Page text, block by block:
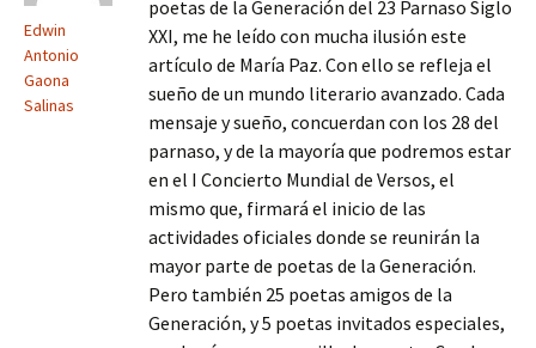
Edwin
Antonio
Gaona
Salinas
poetas de la Generación del 23 Parnaso Siglo
XXI, me he leído con mucha ilusión este
artículo de María Paz. Con ello se refleja el
sueño de un mundo literario avanzado. Cada
mensaje y sueño, concuerdan con los 28 del
parnaso, y de la mayoría que podremos estar
en el I Concierto Mundial de Versos, el
mismo que, firmará el inicio de las
actividades oficiales donde se reunirán la
mayor parte de poetas de la Generación.
Pero también 25 poetas amigos de la
Generación, y 5 poetas invitados especiales,